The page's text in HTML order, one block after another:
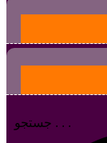
جستجو . . .